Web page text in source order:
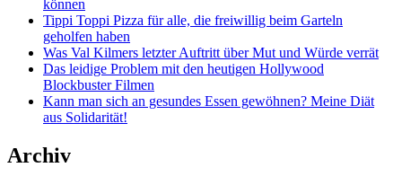
können
Tippi Toppi Pizza für alle, die freiwillig beim Garteln
geholfen haben
Was Val Kilmers letzter Auftritt über Mut und Würde verrät
Das leidige Problem mit den heutigen Hollywood
Blockbuster Filmen
Kann man sich an gesundes Essen gewöhnen? Meine Diät
aus Solidarität!
Archiv